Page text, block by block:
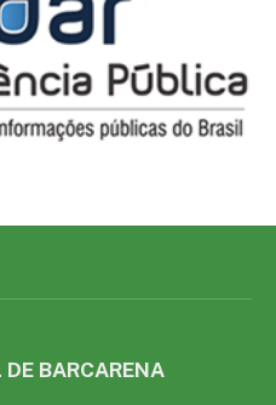
BARCARENA